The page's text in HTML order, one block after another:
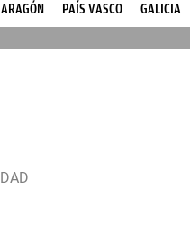
ARAGÓN PAÍS VASCO GALICIA